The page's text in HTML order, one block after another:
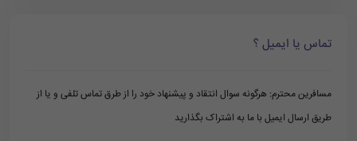
تماس یا ایمیل ؟
مسافرین محترم: هرگونه سوال انتقاد و پیشنهاد خود را از طرق تماس تلفی و یا از
طریق ارسال ایمیل با ما به اشتراک بگذارید